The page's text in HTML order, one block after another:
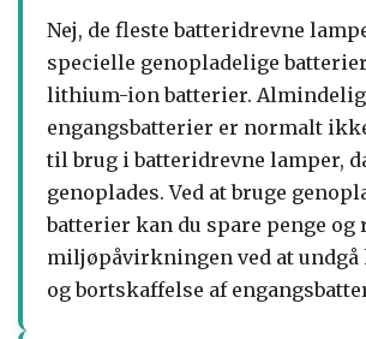
Nej, de fleste batteridrevne
specielle genopladelige
lithium-ion batterier.
engangsbatterier er normalt
til brug i batteridrevne lamper,
genoplades. Ved at bruge
batterier kan du spare penge og
miljøpåvirkningen ved at undgå
og bortskaffelse af